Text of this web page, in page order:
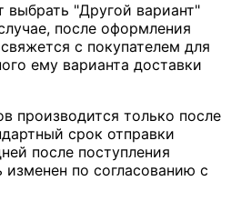
выбрать "Другой вариант"
после оформления
с покупателем для
ему варианта доставки
производится только после
срок отправки
после поступления
по согласованию с